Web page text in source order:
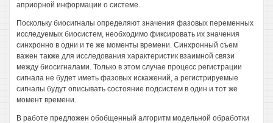
априорной информации о системе.
Поскольку биосигналы определяют значения фазовых переменных
исследуемых биосистем, необходимо фиксировать их значения
синхронно в одни и те же моменты времени. Синхронный съем
важен также для исследования характеристик взаимной связи
между биосигналами. Только в этом случае процесс регистрации
сигнала не будет иметь фазовых искажений, а регистрируемые
сигналы будут описывать состояние подсистем в один и тот же
момент времени.
В работе предложен обобщенный алгоритм модельной обработки